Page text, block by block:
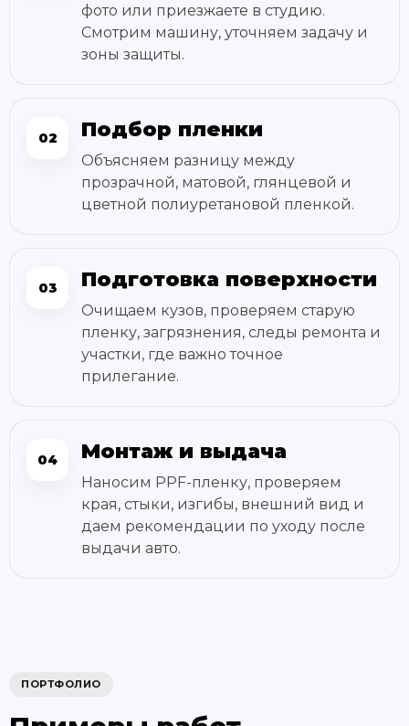
фото или приезжаете в студию.
Смотрим машину, уточняем задачу и
зоны защиты.
02 Подбор пленки
Объясняем разницу между
прозрачной, матовой, глянцевой и
цветной полиуретановой пленкой.
03 Подготовка поверхности
Очищаем кузов, проверяем старую
пленку, загрязнения, следы ремонта и
участки, где важно точное
прилегание.
04 Монтаж и выдача
Наносим PPF-пленку, проверяем
края, стыки, изгибы, внешний вид и
даем рекомендации по уходу после
выдачи авто.
ПОРТФОЛИО